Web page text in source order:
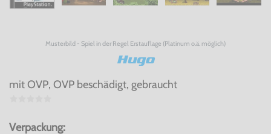
Musterbild - Spiel in der Regel Erstauflage (Platinum o.ä. möglich)
Hugo
mit OVP, OVP beschädigt, gebraucht
Verpackung: